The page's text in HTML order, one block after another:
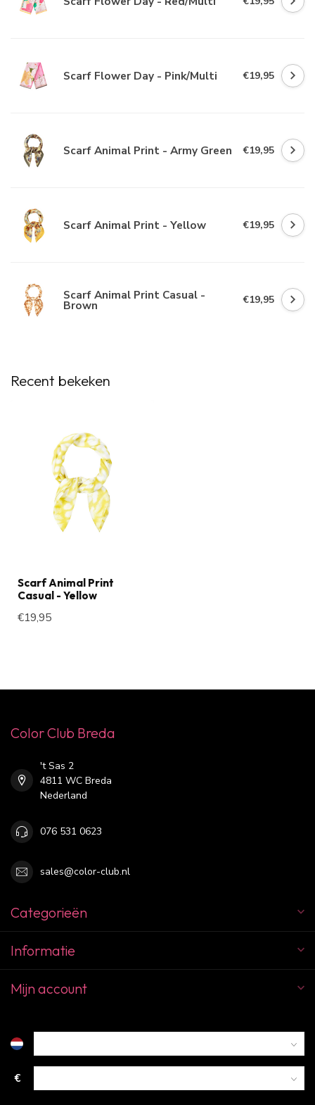
Scarf Flower Day - Pink/Multi €19,95
Scarf Animal Print - Army Green €19,95
Scarf Animal Print - Yellow €19,95
Scarf Animal Print Casual -
Brown €19,95
Recent bekeken
Scarf Animal Print
Casual - Yellow
€19,95
Color Club Breda
't Sas 2
4811 WC Breda
Nederland
076 531 0623
sales@color-club.nl
Categorieën
Informatie
Mijn account
€